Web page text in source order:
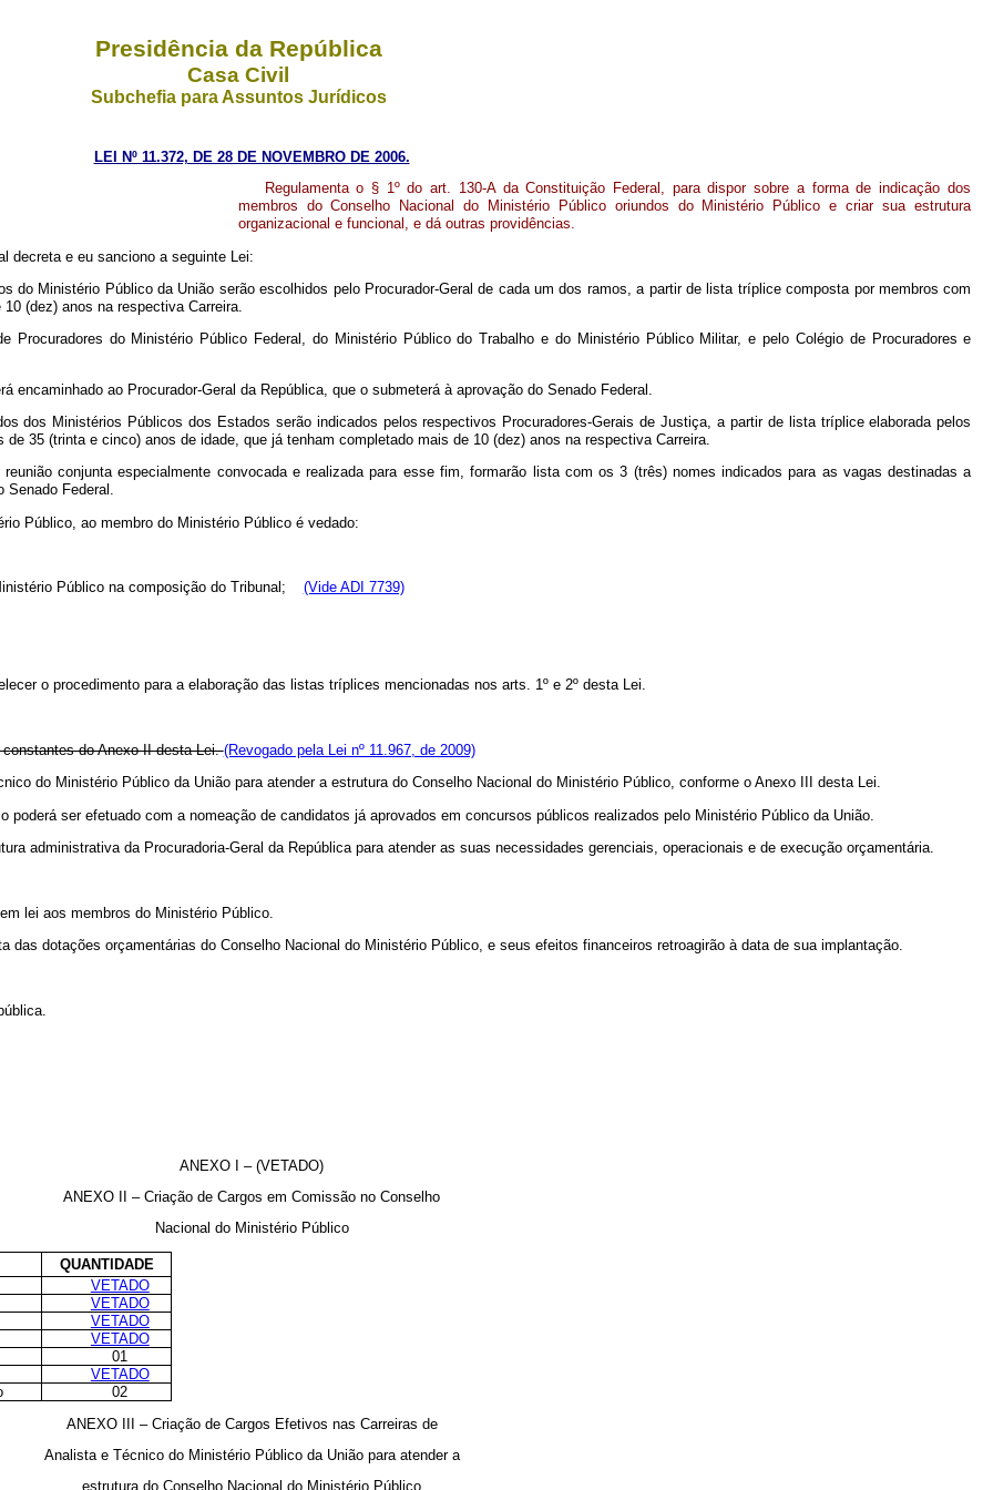
Presidência da República
Casa Civil
Subchefia para Assuntos Jurídicos
LEI Nº 11.372, DE 28 DE NOVEMBRO DE 2006.
Regulamenta o § 1º do art. 130-A da Constituição Federal, para dispor sobre a forma de indicação dos
membros do Conselho Nacional do Ministério Público oriundos do Ministério Público e criar sua estrutura
organizacional e funcional, e dá outras providências.
decreta e eu sanciono a seguinte Lei:
do Ministério Público da União serão escolhidos pelo Procurador-Geral de cada um dos ramos, a partir de lista tríplice composta por membros com
(dez) anos na respectiva Carreira.
Procuradores do Ministério Público Federal, do Ministério Público do Trabalho e do Ministério Público Militar, e pelo Colégio de Procuradores e
encaminhado ao Procurador-Geral da República, que o submeterá à aprovação do Senado Federal.
dos Ministérios Públicos dos Estados serão indicados pelos respectivos Procuradores-Gerais de Justiça, a partir de lista tríplice elaborada pelos
35 (trinta e cinco) anos de idade, que já tenham completado mais de 10 (dez) anos na respectiva Carreira.
conjunta especialmente convocada e realizada para esse fim, formarão lista com os 3 (três) nomes indicados para as vagas destinadas a
Senado Federal.
Público, ao membro do Ministério Público é vedado:
Público na composição do Tribunal;
(Vide ADI 7739)
o procedimento para a elaboração das listas tríplices mencionadas nos arts. 1º e 2º desta Lei.
do Anexo II desta Lei.(Revogado pela Lei nº 11.967, de 2009)
do Ministério Público da União para atender a estrutura do Conselho Nacional do Ministério Público, conforme o Anexo III desta Lei.
ser efetuado com a nomeação de candidatos já aprovados em concursos públicos realizados pelo Ministério Público da União.
administrativa da Procuradoria-Geral da República para atender as suas necessidades gerenciais, operacionais e de execução orçamentária.
lei aos membros do Ministério Público.
dotações orçamentárias do Conselho Nacional do Ministério Público, e seus efeitos financeiros retroagirão à data de sua implantação.
ANEXO I – (VETADO)
ANEXO II – Criação de Cargos em Comissão no Conselho
Nacional do Ministério Público
QUANTIDADE
VETADO
VETADO
VETADO
VETADO
01
VETADO
02
ANEXO III – Criação de Cargos Efetivos nas Carreiras de
Analista e Técnico do Ministério Público da União para atender a
estrutura do Conselho Nacional do Ministério Público